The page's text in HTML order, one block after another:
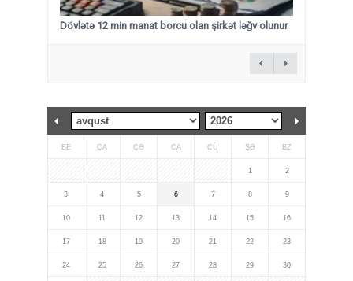
Dövlətə 12 min manat borcu olan şirkət ləğv olunur
BE ÇA ÇƏ CA CÜ ŞƏ BZ
1 2
3 4 5 6 7 8 9
10 11 12 13 14 15 16
17 18 19 20 21 22 23
24 25 26 27 28 29 30